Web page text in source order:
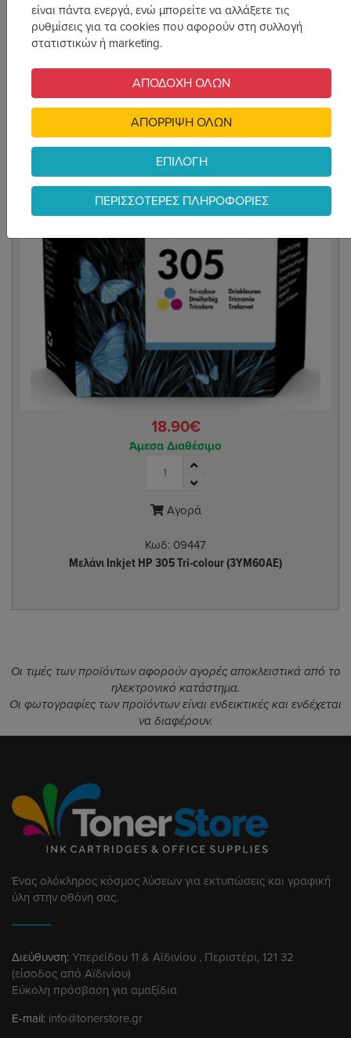
Σχετιζόμενα Προϊόντα
18.90€
Άμεσα Διαθέσιμο
Αγορά
Κωδ: 09447
Μελάνι Inkjet HP 305 Tri-colour (3YM60AE)
Οι τιμές των προϊόντων αφορούν αγορές αποκλειστικά από το
ηλεκτρονικό κατάστημα.
Οι φωτογραφίες των προϊόντων είναι ενδεικτικές και ενδέχεται
να διαφέρουν.
Ένας ολόκληρος κόσμος λύσεων για εκτυπώσεις και γραφική
ύλη στην οθόνη σας.
Διεύθυνση: Υπερείδου 11 & Αϊδινίου , Περιστέρι, 121 32
(είσοδος από Αϊδινίου)
Εύκολη πρόσβαση για αμαξίδια
E-mail: info@tonerstore.gr
είναι πάντα ενεργά, ενώ μπορείτε να αλλάξετε τις
ρυθμίσεις για τα cookies που αφορούν στη συλλογή
στατιστικών ή marketing.
ΑΠΟΔΟΧΗ ΟΛΩΝ
ΑΠΟΡΡΙΨΗ ΟΛΩΝ
ΕΠΙΛΟΓΗ
ΠΕΡΙΣΣΟΤΕΡΕΣ ΠΛΗΡΟΦΟΡΙΕΣ